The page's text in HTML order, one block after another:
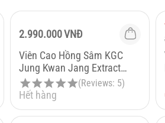
2.990.000VNĐ
Viên Cao Hồng Sâm KGC
Jung Kwan Jang Extract
Capsule 600mg x 300 Viên
(Reviews: 5)
Hết hàng